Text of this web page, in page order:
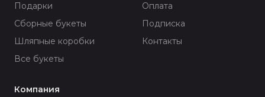
Подарки
Сборные букеты
Шляпные коробки
Все букеты
Оплата
Подписка
Контакты
Компания